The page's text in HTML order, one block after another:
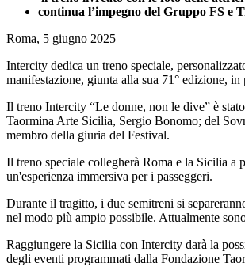
continua l’impegno del Gruppo FS e
Roma, 5 giugno 2025
Intercity dedica un treno speciale,
manifestazione, giunta alla sua 71° edizione,
Il treno Intercity “Le donne, non le dive” è
Taormina Arte Sicilia, Sergio Bonomo; del
membro della giuria del Festival.
Il treno speciale collegherà Roma e la Sicilia
un'esperienza immersiva per i passeggeri.
Durante il tragitto, i due semitreni si
nel modo più ampio possibile. Attualmente
Raggiungere la Sicilia con Intercity darà la
degli eventi programmati dalla Fondazione